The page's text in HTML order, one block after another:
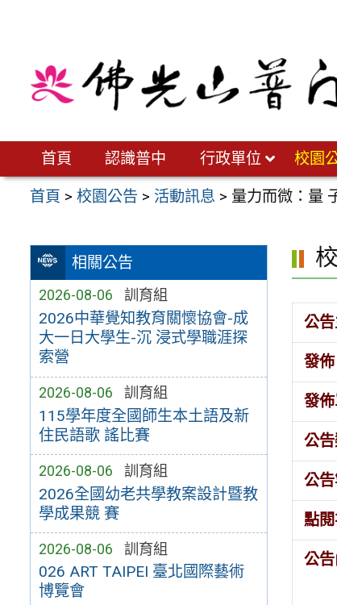
首頁 認識普中 行政單位 校園
首頁 >校園公告 > 活動訊息 > 量力而微：量
相關公告
2026-08-06 訓育組
2026中華覺知教育關懷協會-成
大一日大學生-沉 浸式學職涯探
索營
2026-08-06 訓育組
115學年度全國師生本土語及新
住民語歌 謠比賽
2026-08-06 訓育組
2026全國幼老共學教案設計暨教
學成果競 賽
2026-08-06 訓育組
026 ART TAIPEI 臺北國際藝術
博覽會
公
發
發
公
公
點
公